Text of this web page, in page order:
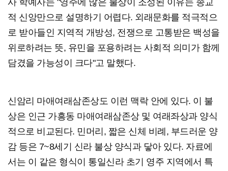
적 신앙만으로 설명하기 어렵다. 외래문화를 적극적으
로 받아들인 지역적 개방성, 전쟁으로 고통받은 백성을
위로하려는 뜻, 유민을 포용하려는 사회적 의미가 함께
담겼을 가능성이 크다"고 말했다.
신암리 마애여래삼존상도 이런 맥락 안에 있다. 이 불
상은 인근 가흥동 마애여래삼존상 및 여래좌상과 양식
적으로 비교된다. 민머리, 짧은 신체 비례, 부드러운 양
감 등은 7~8세기 신라 불상 양식과 닿아 있다. 자료에
서는 이 같은 형식이 통일신라 초기 영주 지역에서 특